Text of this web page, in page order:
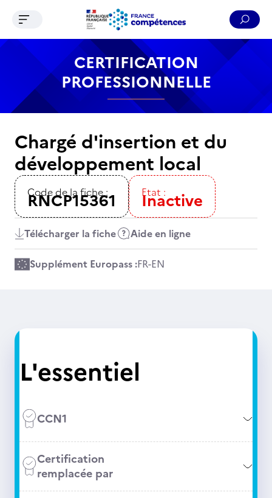
Contenu Recherche Menu Pied de page
Ouvrir le menu de navigation
CERTIFICATION
PROFESSIONNELLE
Chargé d'insertion et du
développement local
Code de la fiche :
RNCP15361 Etat :
Inactive
Télécharger la fiche Aide en ligne
Supplément Europass :FR-EN
L'essentiel
CCN1
Certification
remplacée par